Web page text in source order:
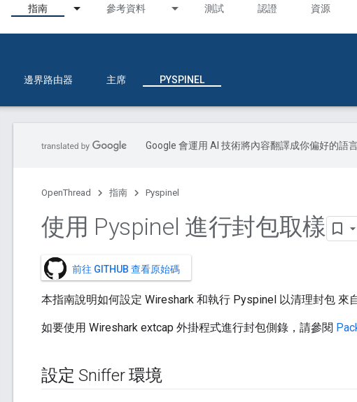
指南 參考資料 測試 認證 資源
邊界路由器 主席 PYSPINEL
Google 會運用 AI 技術將內容翻譯成你偏好的語
OpenThread 指南 Pyspinel
使用 Pyspinel 進行封包取樣
前往 GITHUB 查看原始碼
本指南說明如何設定 Wireshark 和執行 Pyspinel 以清理封包 來
如要使用 Wireshark extcap 外掛程式進行封包側錄，請參閱
設定 Sniffer 環境